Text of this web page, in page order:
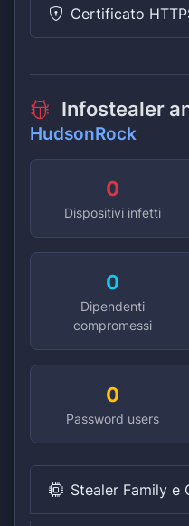
Certificato
Infostealer
HudsonRock
0
Dispositivi infetti
0
Dipendenti
compromessi
0
Password users
Stealer Family e